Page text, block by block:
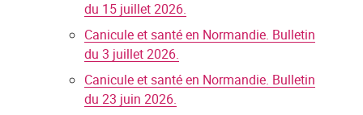
du 15 juillet 2026.
Canicule et santé en Normandie. Bulletin
du 3 juillet 2026.
Canicule et santé en Normandie. Bulletin
du 23 juin 2026.